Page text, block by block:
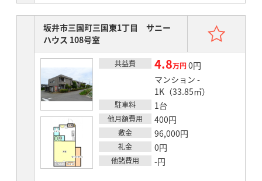
坂井市三国町三国東1丁目 サニー
ハウス 108号室
賃料 4.8万円
共益費
0円
マンション -
1K（33.85㎡）
駐車料 1台
他月額費用 400円
敷金 96,000円
礼金 0円
他諸費用 -円